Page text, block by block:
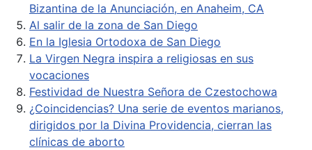
Bizantina de la Anunciación, en Anaheim, CA
Al salir de la zona de San Diego
En la Iglesia Ortodoxa de San Diego
La Virgen Negra inspira a religiosas en sus
vocaciones
Festividad de Nuestra Señora de Czestochowa
¿Coincidencias? Una serie de eventos marianos,
dirigidos por la Divina Providencia, cierran las
clínicas de aborto